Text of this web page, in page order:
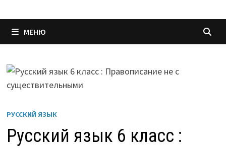
МЕНЮ
РУССКИЙ ЯЗЫК
Русский язык 6 класс :